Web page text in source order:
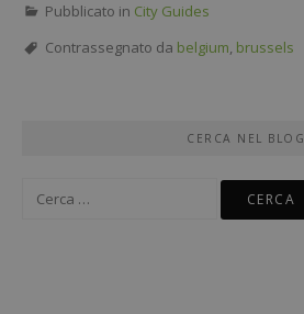
Pubblicato in City Guides
Contrassegnato da belgium brussels
CERCA NEL BLOG